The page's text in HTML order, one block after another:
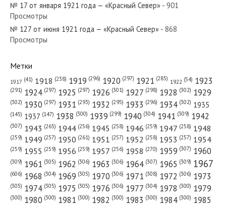
№ 173 от июля 1985 года — «Красный Север»
№ 151 от июня 1973 года — «Красный Север»
№ 53 от марта 1981 года — «Красный Север»
№ 17 от января 1921 года — «Красный Север» - 901
Просмотры
№ 127 от июня 1921 года — «Красный Север» - 868
Просмотры
Метки
1917 (41) 1918 (238) 1919 (296) 1920 (297) 1921 (285) 1922 (54) 1923
(291) 1924 (297) 1925 (297) 1926 (301) 1927 (298) 1928 (302) 1929
(302) 1930 (297) 1931 (293) 1932 (295) 1933 (296) 1934 (302) 1935
(145) 1937 (147) 1938 (300) 1939 (299) 1940 (304) 1941 (309) 1942
(307) 1943 (265) 1944 (256) 1945 (258) 1946 (259) 1947 (258) 1948
(259) 1949 (257) 1950 (261) 1951 (257) 1952 (258) 1953 (257) 1954
(259) 1955 (259) 1956 (259) 1957 (256) 1958 (270) 1959 (307) 1960
(309) 1961 (305) 1962 (306) 1963 (306) 1964 (307) 1965 (309) 1967
(606) 1968 (304) 1969 (305) 1970 (306) 1971 (308) 1972 (306) 1973
(305) 1974 (305) 1975 (305) 1976 (306) 1977 (304) 1978 (300) 1979
(300) 1980 (300) 1981 (300) 1982 (300) 1983 (300) 1984 (300) 1985